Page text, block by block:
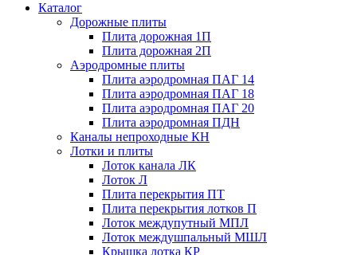
Каталог
Дорожные плиты
Плита дорожная 1П
Плита дорожная 2П
Аэродромные плиты
Плита аэродромная ПАГ 14
Плита аэродромная ПАГ 18
Плита аэродромная ПАГ 20
Плита аэродромная ПДН
Каналы непроходные КН
Лотки и плиты
Лоток канала ЛК
Лоток Л
Плита перекрытия ПТ
Плита перекрытия лотков П
Лоток междупутный МПЛ
Лоток междушпальный МШЛ
Крышка лотка КР